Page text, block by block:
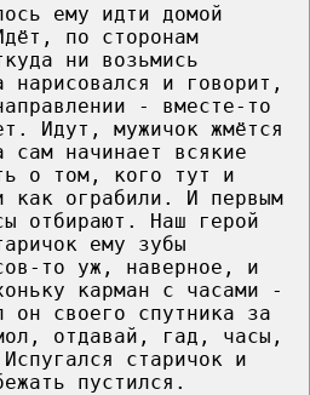
ему идти домой
по сторонам
ни возьмись
нарисовался и говорит,
- вместе-то
Идут, мужичок жмётся
начинает всякие
о том, кого тут и
как ограбили. И первым
отбирают. Наш герой
ему зубы
то уж, наверное, и
карман с часами -
он своего спутника за
отдавай, гад, часы,
старичок и
пустился.